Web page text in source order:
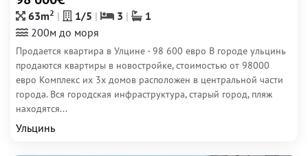
63m2 1/5 3
1
200м до моря
Продается квартира в Улцине - 98 600 евро В городе ульцинь
продаются квартиры в новостройке, стоимостью от 98000
евро Комплекс их 3х домов расположен в центральной части
города. Вся городская инфраструктура, старый город, пляж
находятся...
Ульцинь